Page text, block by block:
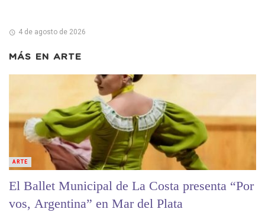
4 de agosto de 2026
MÁS EN ARTE
El Ballet Municipal de La Costa presenta “Por
vos, Argentina” en Mar del Plata
ARTE